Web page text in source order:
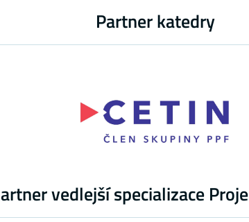
Partner katedry
vedlejší specializace